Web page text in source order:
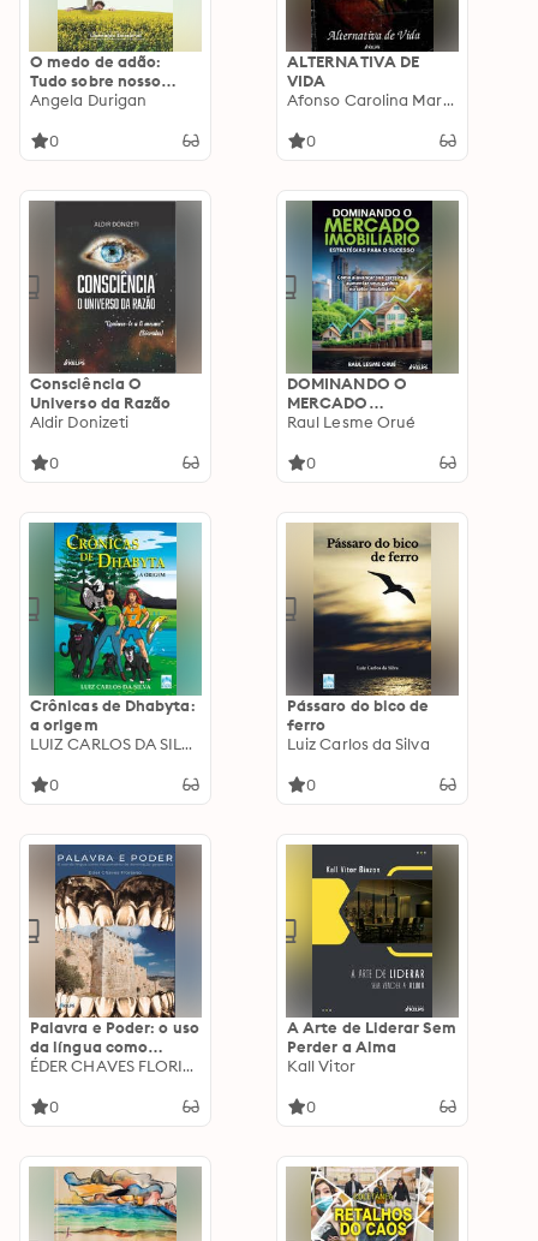
O medo de adão:
Tudo sobre nosso
medo
Angela Durigan
0
ALTERNATIVA DE
VIDA
Afonso Carolina Martinha
0
Consciência O
Universo da Razão
Aldir Donizeti
0
DOMINANDO O
MERCADO
IMOBILIÁRIO:
sucesso
Raul Lesme Orué
0
Crônicas de Dhabyta:
a origem
LUIZ CARLOS DA SILVA
0
Pássaro do bico de
ferro
Luiz Carlos da Silva
0
Palavra e Poder: o uso
da língua como
instrumento de
geopolítica: Um
Jerusalém
ÉDER CHAVES FLORIANO
0
A Arte de Liderar Sem
Perder a Alma
Kall Vitor
0